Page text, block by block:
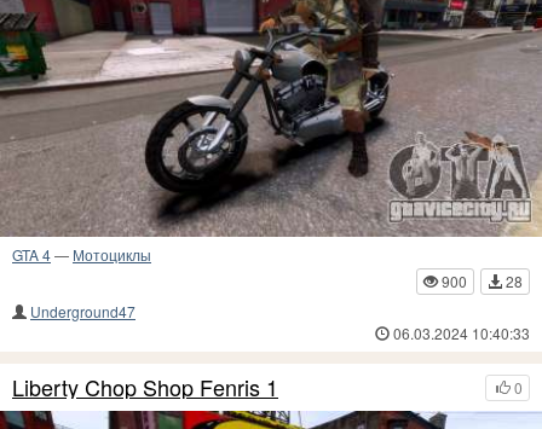
GTA 4— Мотоциклы
900
28
Underground47
06.03.2024 10:40:33
0
Liberty Chop Shop Fenris 1